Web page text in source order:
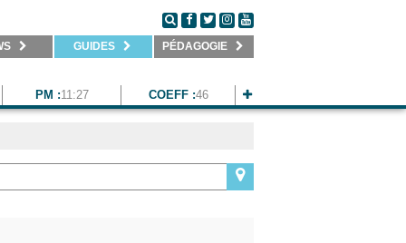
GUIDES PÉDAGOGIE
PM :11:27 COEFF :46